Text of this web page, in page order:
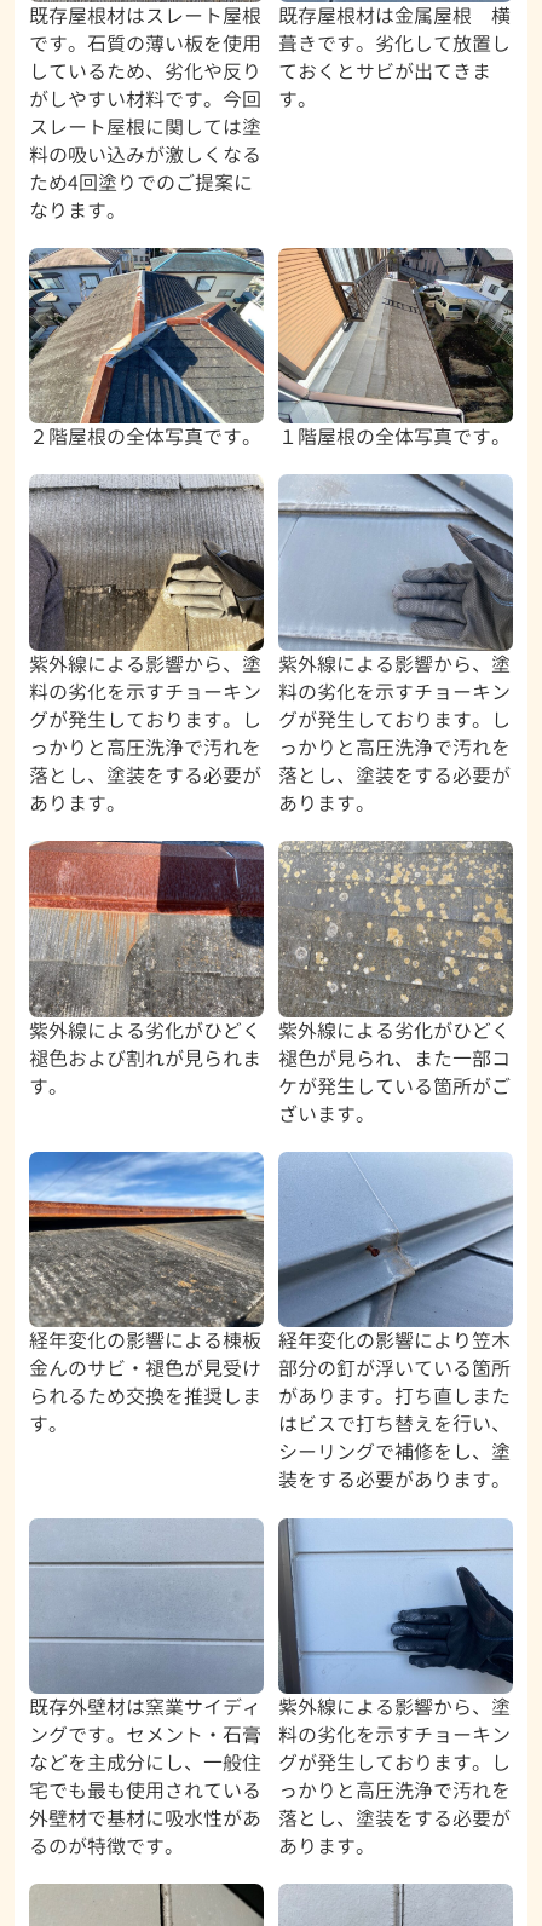
既存屋根材はスレート屋根
です。石質の薄い板を使用
しているため、劣化や反り
がしやすい材料です。今回
スレート屋根に関しては塗
料の吸い込みが激しくなる
ため4回塗りでのご提案に
なります。
既存屋根材は金属屋根 横
葺きです。劣化して放置し
ておくとサビが出てきま
す。
２階屋根の全体写真です。 １階屋根の全体写真です。
紫外線による影響から、塗
料の劣化を示すチョーキン
グが発生しております。し
っかりと高圧洗浄で汚れを
落とし、塗装をする必要が
あります。
紫外線による影響から、塗
料の劣化を示すチョーキン
グが発生しております。し
っかりと高圧洗浄で汚れを
落とし、塗装をする必要が
あります。
紫外線による劣化がひどく
褪色および割れが見られま
す。
紫外線による劣化がひどく
褪色が見られ、また一部コ
ケが発生している箇所がご
ざいます。
経年変化の影響による棟板
金んのサビ・褪色が見受け
られるため交換を推奨しま
す。
経年変化の影響により笠木
部分の釘が浮いている箇所
があります。打ち直しまた
はビスで打ち替えを行い、
シーリングで補修をし、塗
装をする必要があります。
既存外壁材は窯業サイディ
ングです。セメント・石膏
などを主成分にし、一般住
宅でも最も使用されている
外壁材で基材に吸水性があ
るのが特徴です。
紫外線による影響から、塗
料の劣化を示すチョーキン
グが発生しております。し
っかりと高圧洗浄で汚れを
落とし、塗装をする必要が
あります。